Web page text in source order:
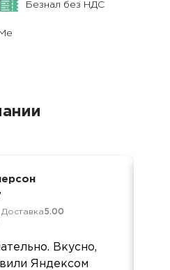
Безнал без НДС
Доставка5.00
Вкусно,
Яндексом